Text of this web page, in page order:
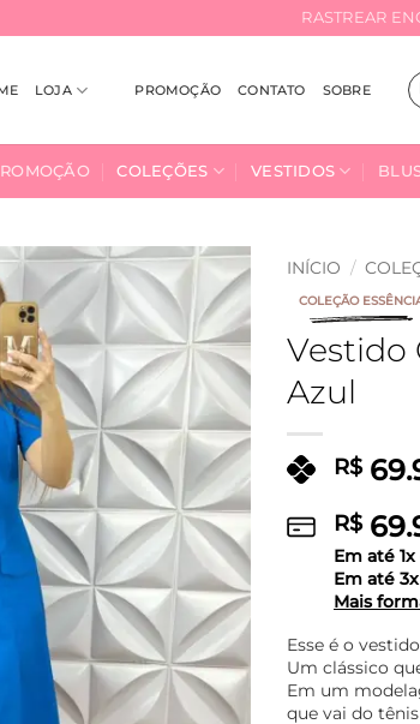
RASTREAR
LOJA PROMOÇÃO CONTATO SOBRE
COLEÇÕES VESTIDOS
Adicionar
à Lista
INÍCIO /
COLEÇÃO
Vestido
Azul
R$
R$
Em até 1x
Em até 3
Mais
Esse é o
Um clássico
Em um
que vai do